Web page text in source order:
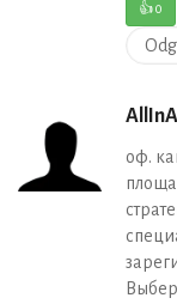
👍0
оф.